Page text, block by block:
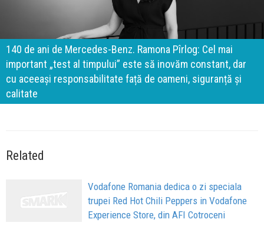
140 de ani de Mercedes-Benz. Ramona Pîrlog: Cel mai
important „test al timpului” este să inovăm constant, dar
cu aceeași responsabilitate față de oameni, siguranță și
calitate
Related
Vodafone Romania dedica o zi speciala
trupei Red Hot Chili Peppers in Vodafone
Experience Store, din AFI Cotroceni